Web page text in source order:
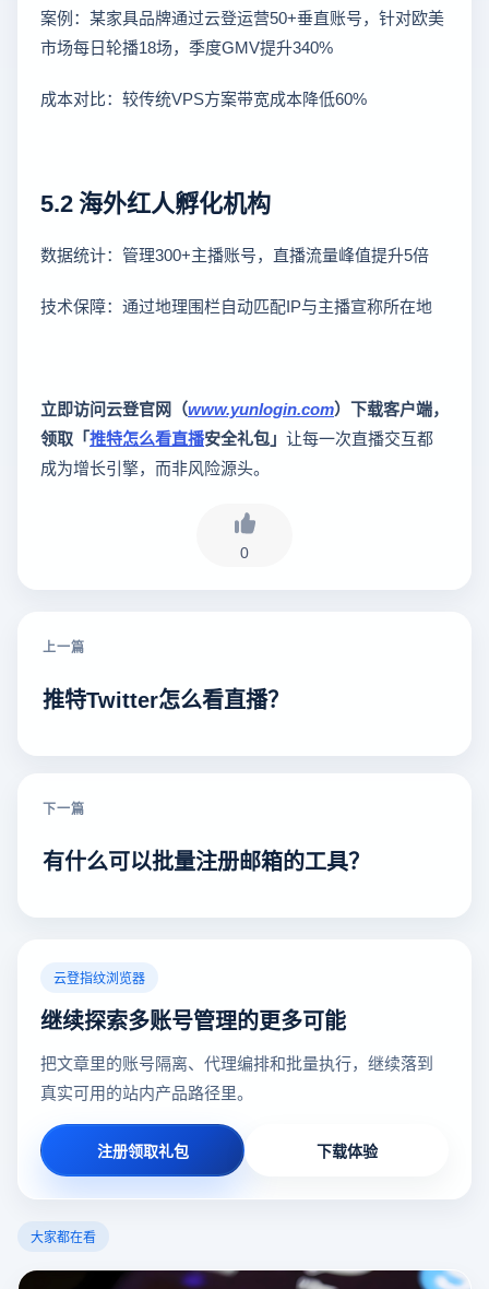
案例：某家具品牌通过云登运营50+垂直账号，针对欧美
市场每日轮播18场，季度GMV提升340%
成本对比：较传统VPS方案带宽成本降低60%
5.2 海外红人孵化机构
数据统计：管理300+主播账号，直播流量峰值提升5倍
技术保障：通过地理围栏自动匹配IP与主播宣称所在地
立即访问云登官网（www.yunlogin.com）下载客户端，
领取「推特怎么看直播安全礼包」 让每一次直播交互都
成为增长引擎，而非风险源头。
0
上一篇
推特Twitter怎么看直播？
下一篇
有什么可以批量注册邮箱的工具？
云登指纹浏览器
继续探索多账号管理的更多可能
把文章里的账号隔离、代理编排和批量执行，继续落到
真实可用的站内产品路径里。
注册领取礼包 下载体验
大家都在看